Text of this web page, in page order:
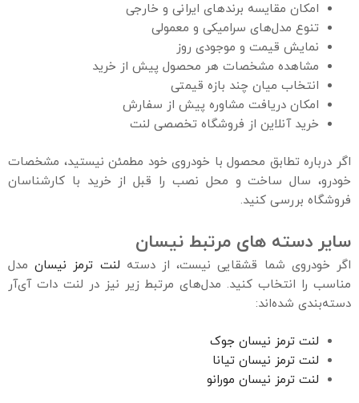
امکان مقایسه برندهای ایرانی و خارجی
تنوع مدل‌های سرامیکی و معمولی
نمایش قیمت و موجودی روز
مشاهده مشخصات هر محصول پیش از خرید
انتخاب میان چند بازه قیمتی
امکان دریافت مشاوره پیش از سفارش
خرید آنلاین از فروشگاه تخصصی لنت
اگر درباره تطابق محصول با خودروی خود مطمئن نیستید، مشخصات
خودرو، سال ساخت و محل نصب را قبل از خرید با کارشناسان
فروشگاه بررسی کنید.
سایر دسته‌ های مرتبط نیسان
اگر خودروی شما قشقایی نیست، از دسته لنت ترمز نیسانمدل
مناسب را انتخاب کنید. مدل‌های مرتبط زیر نیز در لنت دات آی‌آر
دسته‌بندی شده‌اند:
لنت ترمز نیسان جوک
لنت ترمز نیسان تیانا
لنت ترمز نیسان مورانو